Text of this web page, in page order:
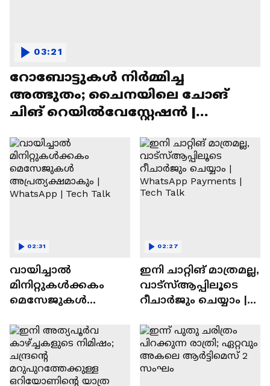
റോബോട്ടുകൾ നിർമ്മിച്ച
അത്ഭുതം; ചൈനയിലെ ചോങ്
ചിങ് റെയിൽവേസ്റ്റേഷൻ |
03:21
വായിച്ചാൽ
മിനിറ്റുകൾക്കകം
മെസേജുകള്‍
WhatsApp | Tech Talk
02:31
ഇനി ചാറ്റിങ് മാത്രമല്ല,
വാട്‌സ്‌ആപ്പിലൂടെ
റീചാർജും ചെയ്യാം |
Tech Talk
02:27